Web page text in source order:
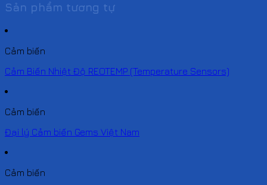
Sản phẩm tương tự
Cảm biến
Cảm Biến Nhiệt Độ REOTEMP (Temperature Sensors)
Cảm biến
Đại lý Cảm biến Gems Việt Nam
Cảm biến